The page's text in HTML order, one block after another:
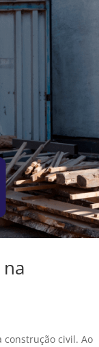
civil. Ao